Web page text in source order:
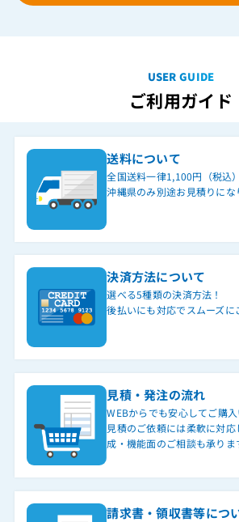
USER GUIDE
ご利用ガイド
送料について
全国送料一律1,100円（税込）
沖縄県のみ別途お見積りにな
決済方法について
選べる5種類の決済方法！
後払いにも対応でスムーズに
見積・発注の流れ
WEBからでも安心してご購入
見積のご依頼には柔軟に対
成・機能面のご相談も承りま
請求書・領収書等につ